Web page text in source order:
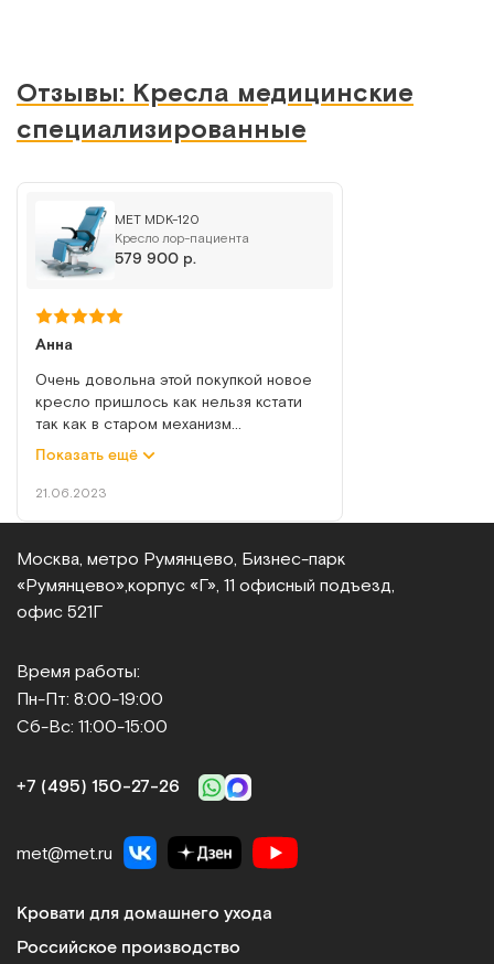
Отзывы: Кресла медицинские
специализированные
MET MDK-120
Кресло лор-пациента
579 900 р.
Анна
Очень довольна этой покупкой новое
кресло пришлось как нельзя кстати
так как в старом механизм
откидывания полетел полностью без
возможности восстановления. Это
кресло и более современное и
пациенту с любой стороны чтобы
производить нужные манипуляции.
Регулировка очень плавная без
рывков и вообще наклон настраивать
а это тоже важный момент. Во время
него разные растворы. Дети
например не всегда могут сдержать
загрязнения отмываются хорошо и
кресло как новое.
Показать ещё
21.06.2023
Москва, метро Румянцево, Бизнес‑парк
«Румянцево», корпус «Г», 11 офисный подъезд,
офис 521Г
Время работы:
Пн-Пт: 8:00-19:00
Сб-Вс: 11:00-15:00
+7 (495) 150‑27‑26
met@met.ru
Кровати для домашнего ухода
Российское производство